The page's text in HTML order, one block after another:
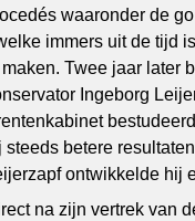
waaronder de
immers uit de tijd
maken. Twee jaar later
Ingeborg
steeds betere
ontwikkelde hij
na zijn vertrek van